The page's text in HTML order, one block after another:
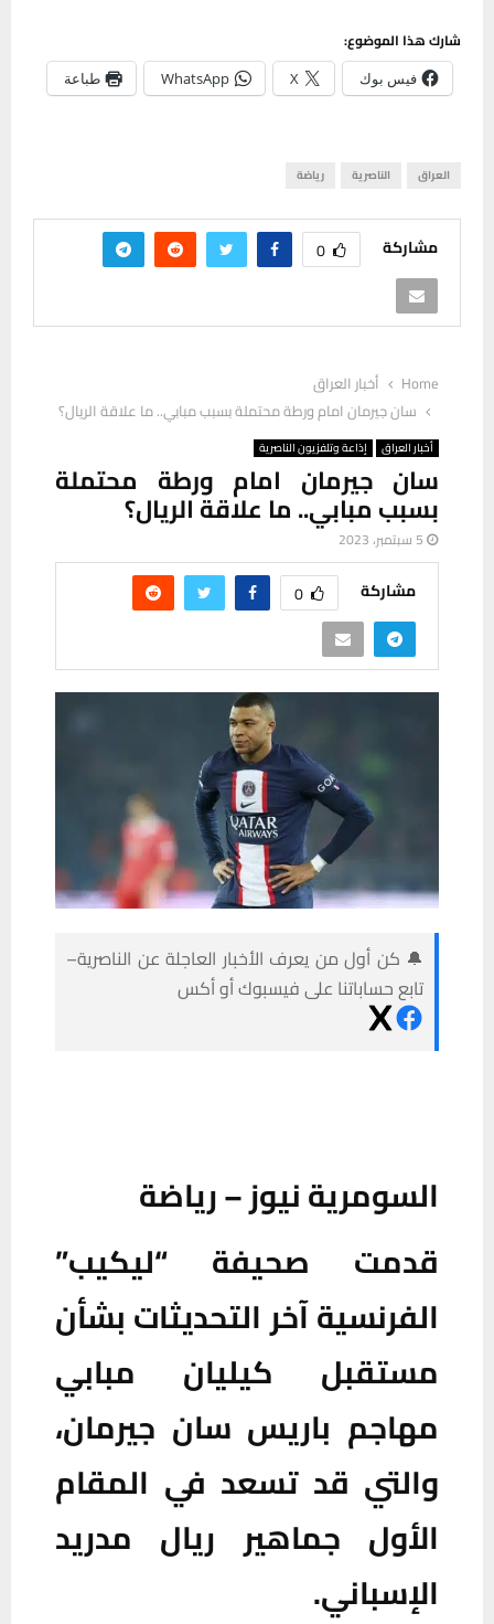
شارك هذا الموضوع:
فيس بوك X
WhatsApp طباعة
العراق الناصرية رياضة
مشاركة 0
Home
أخبار العراق
سان جيرمان امام ورطة محتملة بسبب مبابي.. ما علاقة الريال؟
أخبار العراق إذاعة وتلفزيون الناصرية
سان جيرمان امام ورطة محتملة
بسبب مبابي.. ما علاقة الريال؟
5 سبتمبر، 2023
مشاركة 0
🔔 كن أول من يعرف الأخبار العاجلة عن الناصرية–
تابع حساباتنا على فيسبوك أو أكس
السومرية نيوز – رياضة
قدمت صحيفة “ليكيب”
الفرنسية آخر التحديثات بشأن
مستقبل كيليان مبابي
مهاجم باريس سان جيرمان،
والتي قد تسعد في المقام
الأول جماهير ريال مدريد
الإسباني.